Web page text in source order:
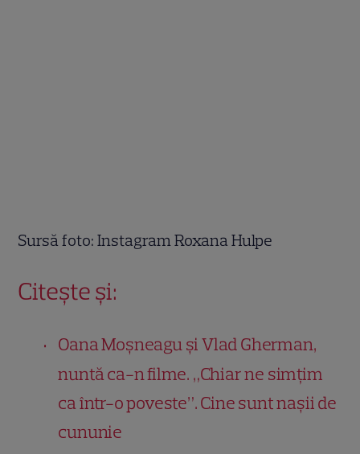
Sursă foto: Instagram Roxana Hulpe
Citește și:
Oana Moșneagu și Vlad Gherman,
nuntă ca-n filme. „Chiar ne simțim
ca într-o poveste”. Cine sunt nașii de
cununie